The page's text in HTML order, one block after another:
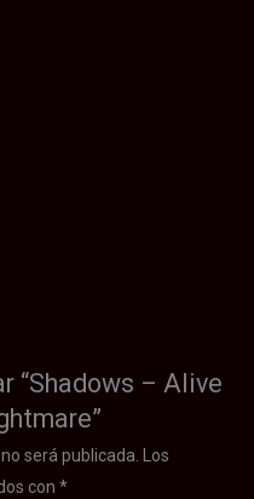
“Shadows – Alive
será publicada. Los
con*